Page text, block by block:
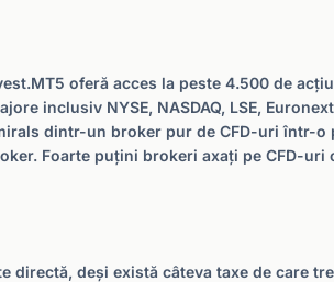
oferă acces la peste 4.500 de
inclusiv NYSE, NASDAQ, LSE,
dintr-un broker pur de CFD-uri într-
Foarte puțini brokeri axați pe CFD-uri
directă, deși există câteva taxe de care